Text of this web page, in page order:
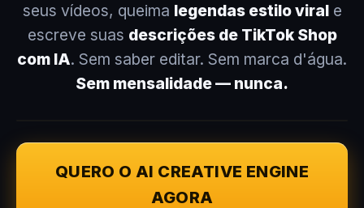
seus vídeos, queima legendas estilo virale
escreve suas descrições de TikTok Shop
com IA. Sem saber editar. Sem marca d'água.
Sem mensalidade — nunca.
QUERO O AI CREATIVE ENGINE
AGORA